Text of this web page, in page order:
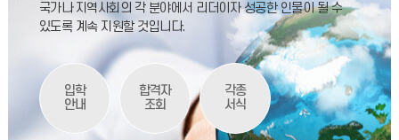
2026학년도 1학기 졸업시험 합격여부 조회 안내
[2026학년도 1학기 졸업시험 합격여부 조회 안내] 2026학년도
1학기 졸업시험 과목별 합격여부를 아래 안내에 따라 확인하시기
바랍니다. * 응시과목 중 1개 과목이라도 불합격
2026.06.09
2026학년도 후기 신입생 오리엔테이션 안내
국가나 지역사회의 각 분야에서 리더이자 성공한 인물이 될 수
있도록 계속 지원할 것입니다.
입학
안내
합격자
조회
각종
서식